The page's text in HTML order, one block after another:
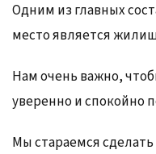
Одним из главных
место является
Нам очень важно,
уверенно и спокойно
Мы стараемся